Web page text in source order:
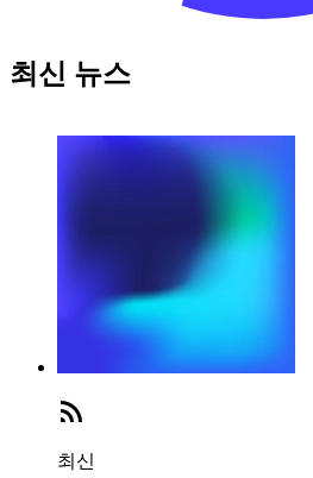
최신 뉴스
최신